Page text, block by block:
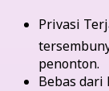
Privasi
penonton.
Bebas dari